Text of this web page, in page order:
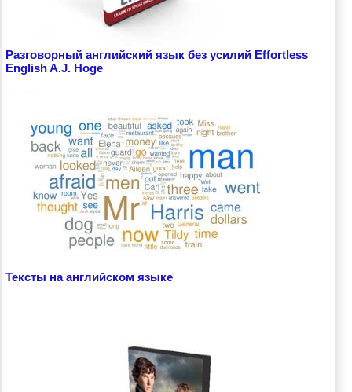
Разговорный английский язык без усилий Effortless
English A.J. Hoge
Тексты на английском языке